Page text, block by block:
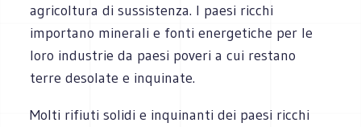
agricoltura di sussistenza. I paesi ricchi
importano minerali e fonti energetiche per le
loro industrie da paesi poveri a cui restano
terre desolate e inquinate.
Molti rifiuti solidi e inquinanti dei paesi ricchi